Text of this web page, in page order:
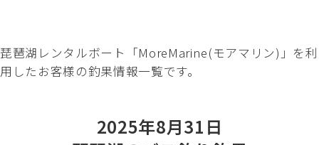
琵琶湖レンタルボート「MoreMarine(モアマリン)」を利
用したお客様の釣果情報一覧です。
2025年8月31日